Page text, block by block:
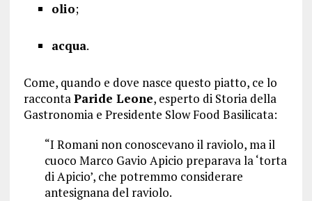
olio;
acqua.
Come, quando e dove nasce questo piatto, ce lo
raccontaParide Leone, esperto di Storia della
Gastronomia e Presidente Slow Food Basilicata:
“I Romani non conoscevano il raviolo, ma il
cuoco Marco Gavio Apicio preparava la ‘torta
di Apicio’, che potremmo considerare
antesignana del raviolo.